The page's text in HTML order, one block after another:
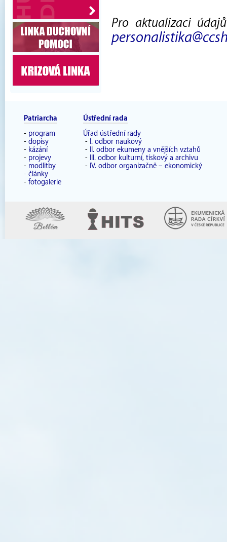
Pro aktualizaci
Patriarcha
- program
- dopisy
- kázání
- projevy
- modlitby
- články
- fotogalerie
Ústřední rada
Úřad ústřední rady
- I. odbor naukový
-
II. odbor ekumeny a vnějších vztahů
-
III. odbor kulturní, tiskový a archivu
- IV. odbor organizačně – ekonomický